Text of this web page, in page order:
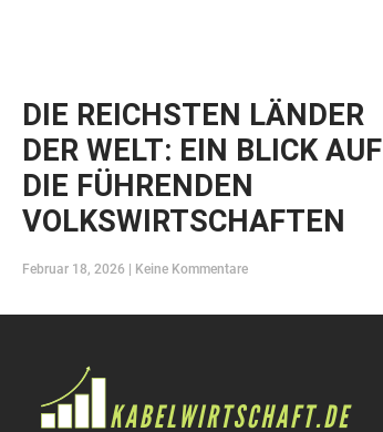
DIE REICHSTEN LÄNDER
DER WELT: EIN BLICK AUF
DIE FÜHRENDEN
VOLKSWIRTSCHAFTEN
Februar 18, 2026 Keine Kommentare